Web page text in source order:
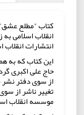
کتاب "مطلع
انقلاب اسلامی
انتشارات
این کتاب که به
حاج علی اکبری
از سوی دفتر
تغییر ناشر از
موسسه انقلاب